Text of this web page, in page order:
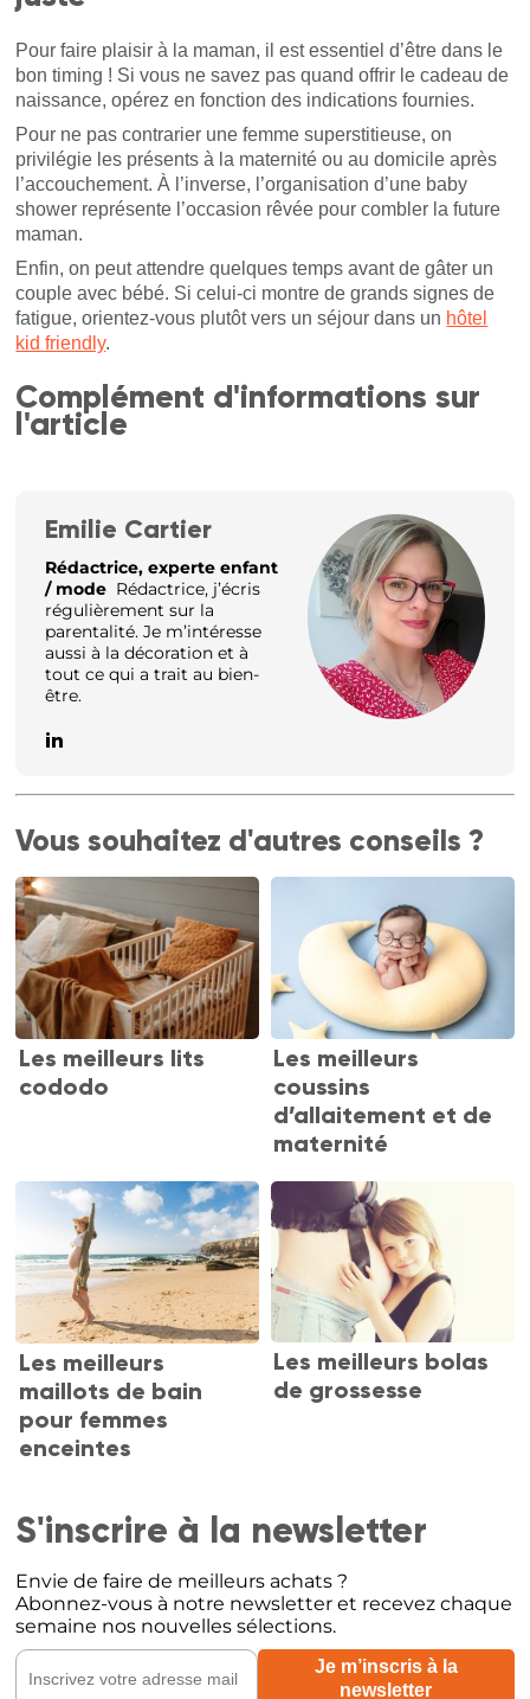
Pour faire plaisir à la maman, il est essentiel d’être dans le
bon timing ! Si vous ne savez pas quand offrir le cadeau de
naissance, opérez en fonction des indications fournies.
Pour ne pas contrarier une femme superstitieuse, on
privilégie les présents à la maternité ou au domicile après
l’accouchement. À l’inverse, l’organisation d’une baby
shower représente l’occasion rêvée pour combler la future
maman.
Enfin, on peut attendre quelques temps avant de gâter un
couple avec bébé. Si celui-ci montre de grands signes de
fatigue, orientez-vous plutôt vers un séjour dans un hôtel
kid friendly.
Complément d'informations sur
l'article
Emilie Cartier
Rédactrice, experte enfant
/ mode Rédactrice, j’écris
régulièrement sur la
parentalité. Je m’intéresse
aussi à la décoration et à
tout ce qui a trait au bien-
être.
Vous souhaitez d'autres conseils ?
Les meilleurs lits
cododo
Les meilleurs
coussins
d’allaitement et de
maternité
Les meilleurs
maillots de bain
pour femmes
enceintes
Les meilleurs bolas
de grossesse
S'inscrire à la newsletter
Envie de faire de meilleurs achats ?
Abonnez-vous à notre newsletter et recevez chaque
semaine nos nouvelles sélections.